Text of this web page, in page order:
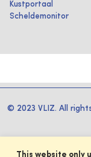
Kustportaal
Scheldemonitor
© 2023 VLIZ. All
This website only